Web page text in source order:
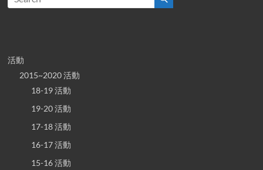
活動
2015~2020 活動
18-19 活動
19-20 活動
17-18 活動
16-17 活動
15-16 活動